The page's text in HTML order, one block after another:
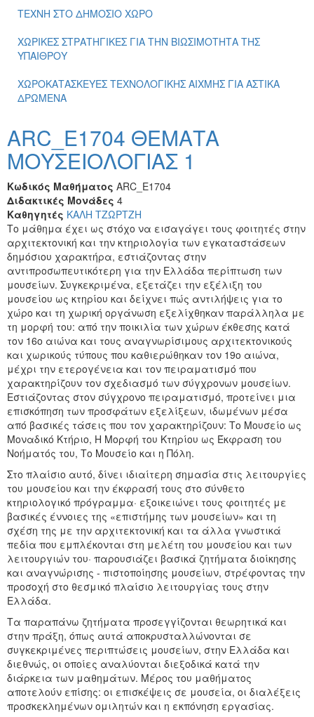
ΤΕΧΝΗ ΣΤΟ ΔΗΜΟΣΙΟ ΧΩΡΟ
ΧΩΡΙΚΕΣ ΣΤΡΑΤΗΓΙΚΕΣ ΓΙΑ ΤΗΝ ΒΙΩΣΙΜΟΤΗΤΑ ΤΗΣ
ΥΠΑΙΘΡΟΥ
ΧΩΡΟΚΑΤΑΣΚΕΥΕΣ ΤΕΧΝΟΛΟΓΙΚΗΣ ΑΙΧΜΗΣ ΓΙΑ ΑΣΤΙΚΑ
ΔΡΩΜΕΝΑ
ARC_E1704 ΘΕΜΑΤΑ
ΜΟΥΣΕΙΟΛΟΓΙΑΣ 1
Κωδικός Μαθήματος ARC_E1704
Διδακτικές Μονάδες 4
Καθηγητές ΚΑΛΗ ΤΖΩΡΤΖΗ
Το μάθημα έχει ως στόχο να εισαγάγει τους φοιτητές στην
αρχιτεκτονική και την κτηριολογία των εγκαταστάσεων
δημόσιου χαρακτήρα, εστιάζοντας στην
αντιπροσωπευτικότερη για την Ελλάδα περίπτωση των
μουσείων. Συγκεκριμένα, εξετάζει την εξέλιξη του
μουσείου ως κτηρίου και δείχνει πώς αντιλήψεις για το
χώρο και τη χωρική οργάνωση εξελίχθηκαν παράλληλα με
τη μορφή του: από την ποικιλία των χώρων έκθεσης κατά
τον 16ο αιώνα και τους αναγνωρίσιμους αρχιτεκτονικούς
και χωρικούς τύπους που καθιερώθηκαν τον 19ο αιώνα,
μέχρι την ετερογένεια και τον πειραματισμό που
χαρακτηρίζουν τον σχεδιασμό των σύγχρονων μουσείων.
Εστιάζοντας στον σύγχρονο πειραματισμό, προτείνει μια
επισκόπηση των πρoσφάτων εξελίξεων, ιδωμένων μέσα
από βασικές τάσεις που τον χαρακτηρίζουν: Το Mουσείο ως
Mοναδικό Kτήριο, Η Mορφή του Kτηρίου ως Έκφραση του
Νοήματός του, Το Μουσείο και η Πόλη.
Στο πλαίσιο αυτό, δίνει ιδιαίτερη σημασία στις λειτουργίες
του μουσείου και την έκφρασή τους στο σύνθετο
κτηριολογικό πρόγραμμα· εξοικειώνει τους φοιτητές με
βασικές έννοιες της «επιστήμης των μουσείων» και τη
σχέση της με την αρχιτεκτονική και τα άλλα γνωστικά
πεδία που εμπλέκονται στη μελέτη του μουσείου και των
λειτουργιών του· παρουσιάζει βασικά ζητήματα διοίκησης
και αναγνώρισης - πιστοποίησης μουσείων, στρέφοντας την
προσοχή στο θεσμικό πλαίσιο λειτουργίας τους στην
Ελλάδα.
Τα παραπάνω ζητήματα προσεγγίζονται θεωρητικά και
στην πράξη, όπως αυτά αποκρυσταλλώνονται σε
συγκεκριμένες περιπτώσεις μουσείων, στην Ελλάδα και
διεθνώς, οι οποίες αναλύονται διεξοδικά κατά την
διάρκεια των μαθημάτων. Mέρος του μαθήματος
αποτελούν επίσης: οι επισκέψεις σε μουσεία, οι διαλέξεις
προσκεκλημένων ομιλητών και η εκπόνηση εργασίας.